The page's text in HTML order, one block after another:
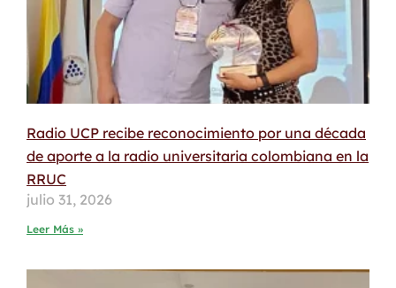
Radio UCP recibe reconocimiento por una década
de aporte a la radio universitaria colombiana en la
RRUC
julio 31, 2026
Leer Más »